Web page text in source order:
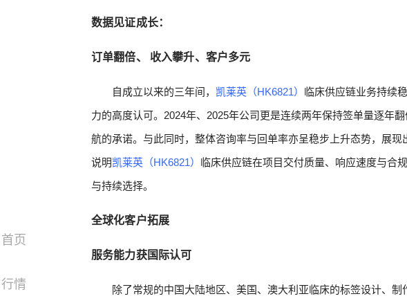
首页
行情
数据见证成长：
订单翻倍、 收入攀升、客户多元
自成立以来的三年间， 凯莱英（HK6821） 临床供应链业务持续
力的高度认可。2024年、2025年公司更是连续两年保持签单量逐年
航的承诺。与此同时，整体咨询率与回单率亦呈稳步上升态势，展
说明凯莱英（HK6821） 临床供应链在项目交付质量、响应速度与合
与持续选择。
全球化客户拓展
服务能力获国际认可
除了常规的中国大陆地区、美国、澳大利亚临床的标签设计、